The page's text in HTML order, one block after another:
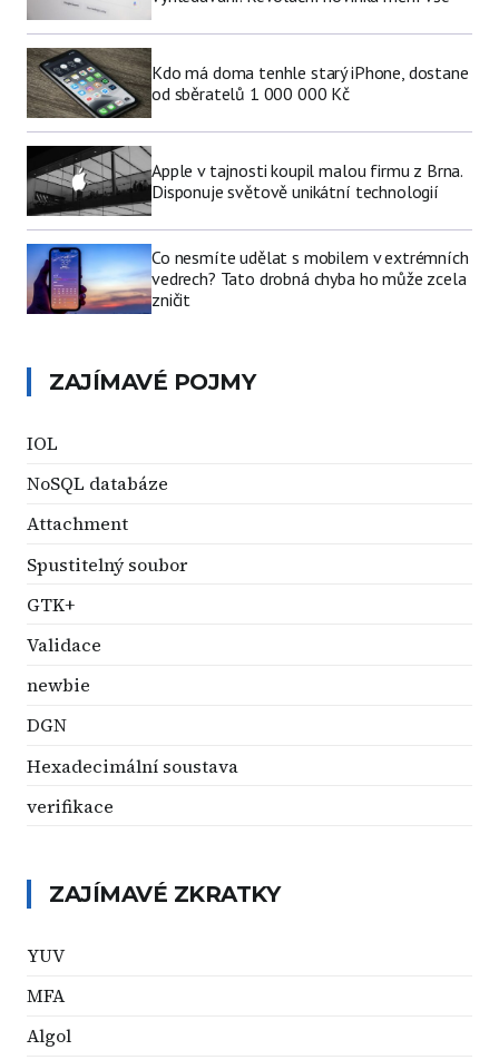
Kdo má doma tenhle starý iPhone, dostane
od sběratelů 1 000 000 Kč
Apple v tajnosti koupil malou firmu z Brna.
Disponuje světově unikátní technologií
Co nesmíte udělat s mobilem v extrémních
vedrech? Tato drobná chyba ho může zcela
zničit
ZAJÍMAVÉ POJMY
IOL
NoSQL databáze
Attachment
Spustitelný soubor
GTK+
Validace
newbie
DGN
Hexadecimální soustava
verifikace
ZAJÍMAVÉ ZKRATKY
YUV
MFA
Algol